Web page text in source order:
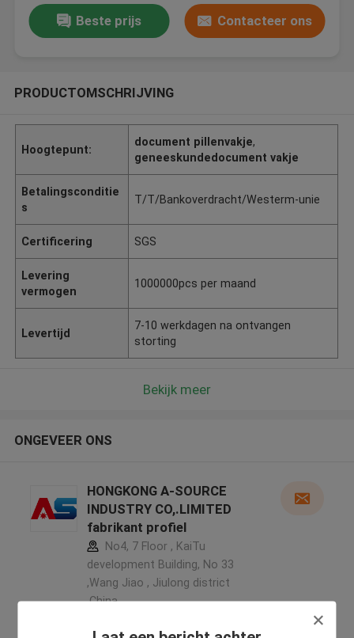
Beste prijs Contacteer ons
PRODUCTOMSCHRIJVING
Hoogtepunt:
document pillenvakje,
geneeskundedocument vakje
Betalingsconditie
s
T/T/Bankoverdracht/Westerm-unie
Certificering SGS
Levering
vermogen
1000000pcs per maand
Levertijd
7-10 werkdagen na ontvangen
storting
Bekijk meer
ONGEVEER ONS
HONGKONG A-SOURCE
INDUSTRY CO,.LIMITED
fabrikant profiel
No4, 7 Floor , KaiTu
development Building, No 33
,Wang Jiao , Jiulong district
,China